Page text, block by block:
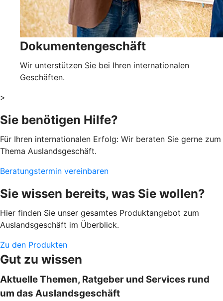
Dokumentengeschäft
Wir unterstützen Sie bei Ihren internationalen
Geschäften.
>
Sie benötigen Hilfe?
Für Ihren internationalen Erfolg: Wir beraten Sie gerne zum
Thema Auslandsgeschäft.
Beratungstermin vereinbaren
Sie wissen bereits, was Sie wollen?
Hier finden Sie unser gesamtes Produktangebot zum
Auslandsgeschäft im Überblick.
Zu den Produkten
Gut zu wissen
Aktuelle Themen, Ratgeber und Services rund
um das Auslandsgeschäft